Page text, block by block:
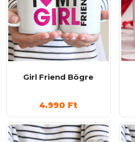
Girl Friend Bögre
4.990 Ft